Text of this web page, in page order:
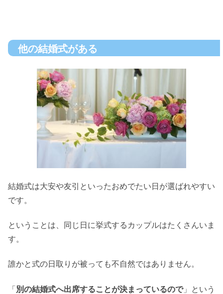
他の結婚式がある
結婚式は大安や友引といったおめでたい日が選ばれやすい
です。
ということは、同じ日に挙式するカップルはたくさんいま
す。
誰かと式の日取りが被っても不自然ではありません。
「 別の結婚式へ出席することが決まっているので」という